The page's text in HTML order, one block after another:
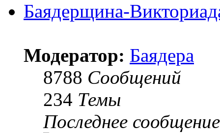
Баядерщина-
Модератор: Баядера
8788 Сообщений
234 Темы
Последнее сообщение